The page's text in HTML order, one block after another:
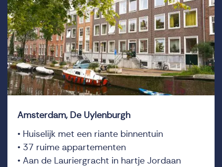
Amsterdam, De Uylenburgh
• Huiselijk met een riante binnentuin
• 37 ruime appartementen
• Aan de Lauriergracht in hartje Jordaan